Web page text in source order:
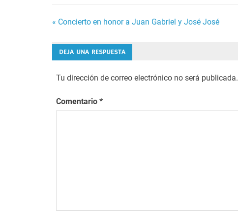
Navegación
de
entradas
« Concierto en honor a Juan Gabriel y José José
DEJA UNA RESPUESTA
Tu dirección de correo electrónico no será publicada.
Comentario *